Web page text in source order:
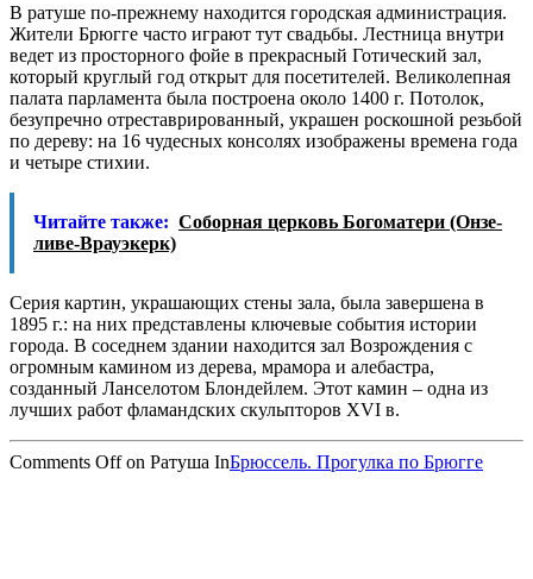
В ратуше по-прежнему находится городская администрация.
Жители Брюгге часто играют тут свадьбы. Лестница внутри
ведет из просторного фойе в прекрасный Готический зал,
который круглый год открыт для посетителей. Великолепная
палата парламента была построена около 1400 г. Потолок,
безупречно отреставрированный, украшен роскошной резьбой
по дереву: на 16 чудесных консолях изображены времена года
и четыре стихии.
Читайте также: Соборная церковь Богоматери (Онзе-
ливе-Врауэкерк)
Серия картин, украшающих стены зала, была завершена в
1895 г.: на них представлены ключевые события истории
города. В соседнем здании находится зал Возрождения с
огромным камином из дерева, мрамора и алебастра,
созданный Ланселотом Блондейлем. Этот камин – одна из
лучших работ фламандских скульпторов XVI в.
Comments Offon Ратуша InБрюссель. Прогулка по Брюгге